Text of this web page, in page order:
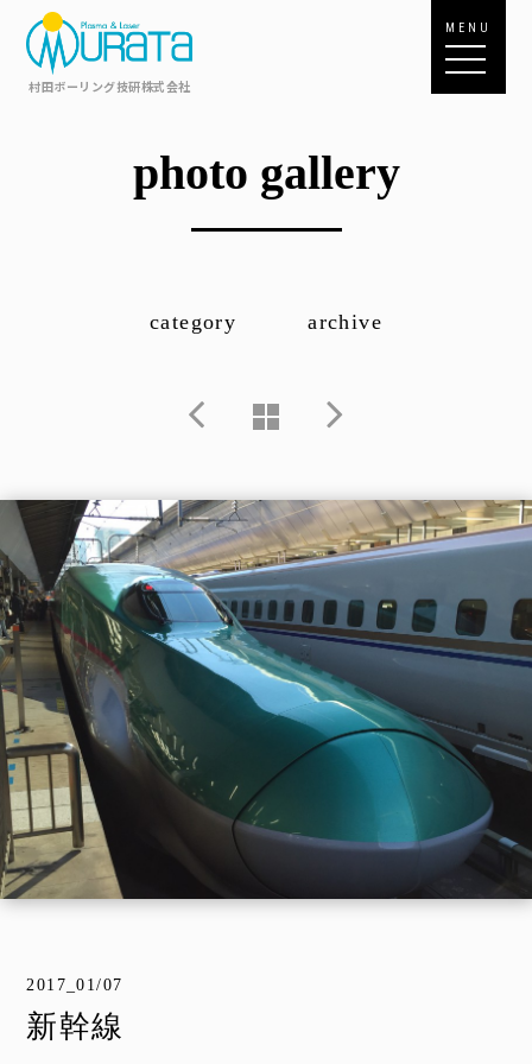
村田ボーリング技研株式会社
MENU
photo gallery
category archive
2017_01/07
新幹線